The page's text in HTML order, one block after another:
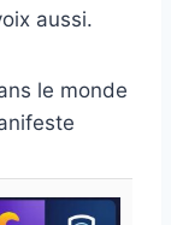
aussi.
le monde